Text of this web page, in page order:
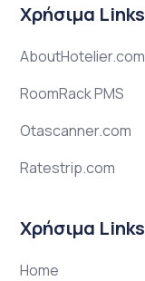
Χρήσιμα Links
AboutHotelier.com
RoomRack PMS
Otascanner.com
Ratestrip.com
Χρήσιμα Links
Home